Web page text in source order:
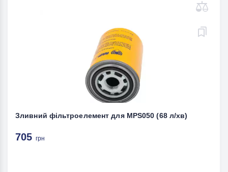
Зливний фільтроелемент для MPS050 (68 л/хв)
705 грн